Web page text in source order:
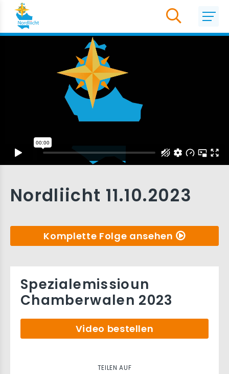
Nordliicht 11.10.2023
Komplette Folge ansehen
Spezialemissioun
Chamberwalen 2023
Video bestellen
TEILEN AUF